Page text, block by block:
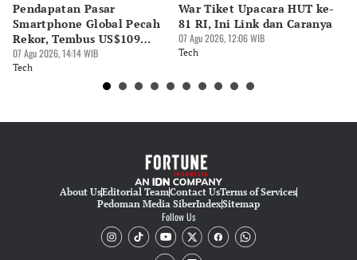
Pendapatan Pasar
Smartphone Global Pecah
Rekor, Tembus US$109
Miliar
07 Agu 2026, 14:14 WIB
Tech
War Tiket Upacara HUT ke-
81 RI, Ini Link dan Caranya
07 Agu 2026, 12:06 WIB
Tech
About UsEditorial TeamContact UsTerms of Services
Pedoman Media SiberIndexSitemap
Follow Us